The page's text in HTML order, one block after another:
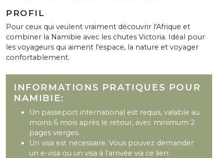
PROFIL
Pour ceux qui veulent vraiment découvrir l'Afrique et
combiner la Namibie avec les chutes Victoria. Idéal pour
les voyageurs qui aiment l'espace, la nature et voyager
confortablement.
INFORMATIONS PRATIQUES POUR
NAMIBIE:
Un passeport international est requis, valable au
moins 6 mois après le retour, avec minimum 2
pages vierges.
Un visa est nécessaire. Vous pouvez demander
un e-visa ou un visa à l’arrivée via ce lien: